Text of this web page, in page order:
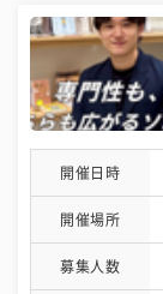
開催日時
開催場所
募集人数